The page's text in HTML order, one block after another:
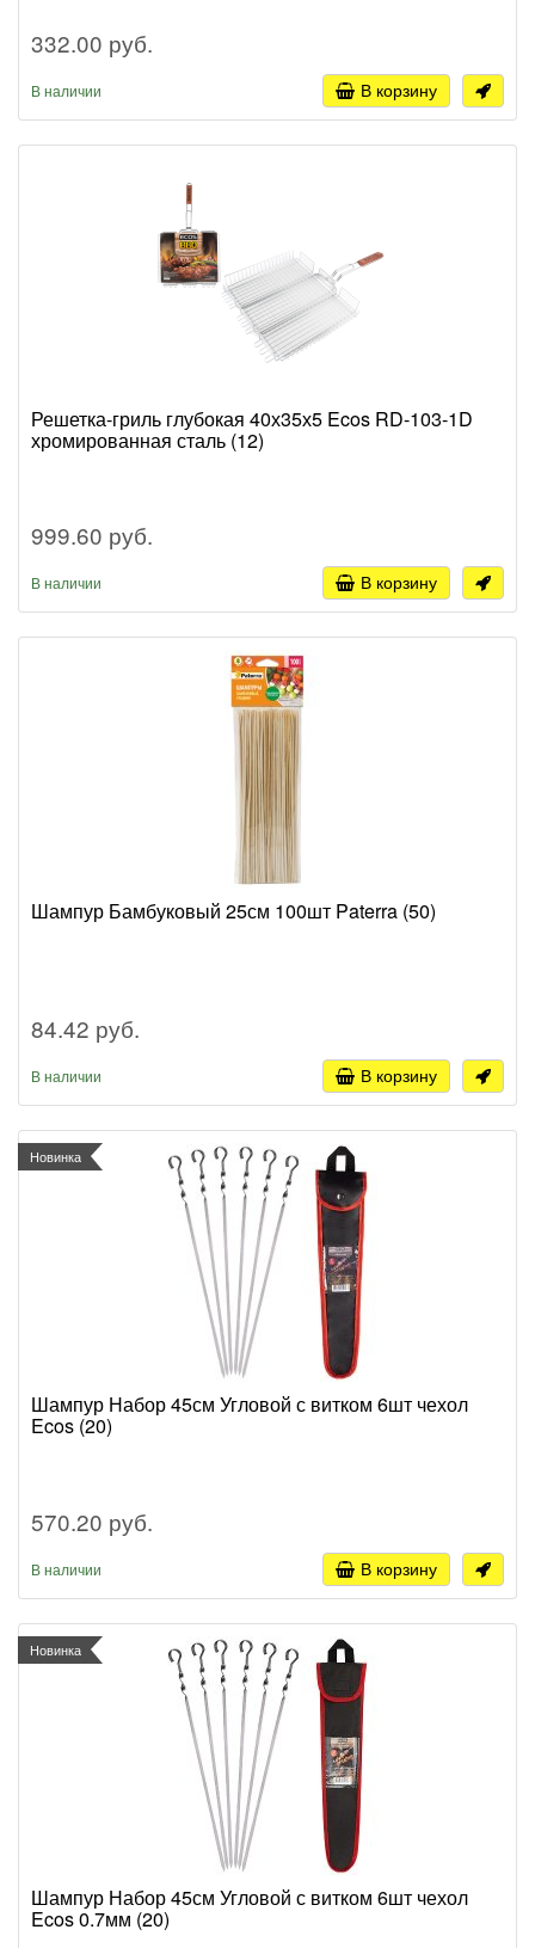
332.00 руб.
В наличии В корзину
Решетка-гриль глубокая 40х35х5 Ecos RD-103-1D
хромированная сталь (12)
999.60 руб.
В наличии В корзину
Шампур Бамбуковый 25см 100шт Paterra (50)
84.42 руб.
В наличии В корзину
Новинка
Шампур Набор 45см Угловой с витком 6шт чехол
Ecos (20)
570.20 руб.
В наличии В корзину
Новинка
Шампур Набор 45см Угловой с витком 6шт чехол
Ecos 0.7мм (20)